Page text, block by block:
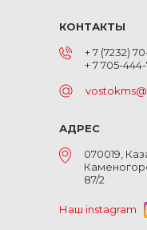
КОНТАКТЫ
+ 7 (7232)
+ 7 705-
АДРЕС
070019,
87/2
Наш instagram